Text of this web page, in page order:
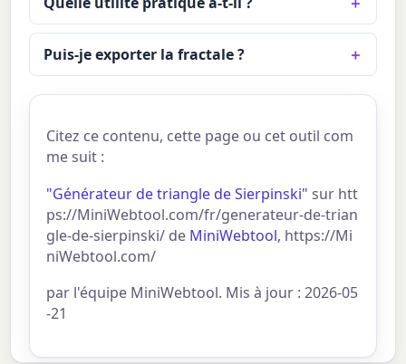
Puis-je exporter la fractale ?
Citez ce contenu, cette page ou cet outil com
me suit :
"Générateur de triangle de Sierpinski" sur htt
ps://MiniWebtool.com/fr/generateur-de-trian
gle-de-sierpinski/ de MiniWebtool, https://Mi
niWebtool.com/
par l'équipe MiniWebtool. Mis à jour : 2026-05
-21